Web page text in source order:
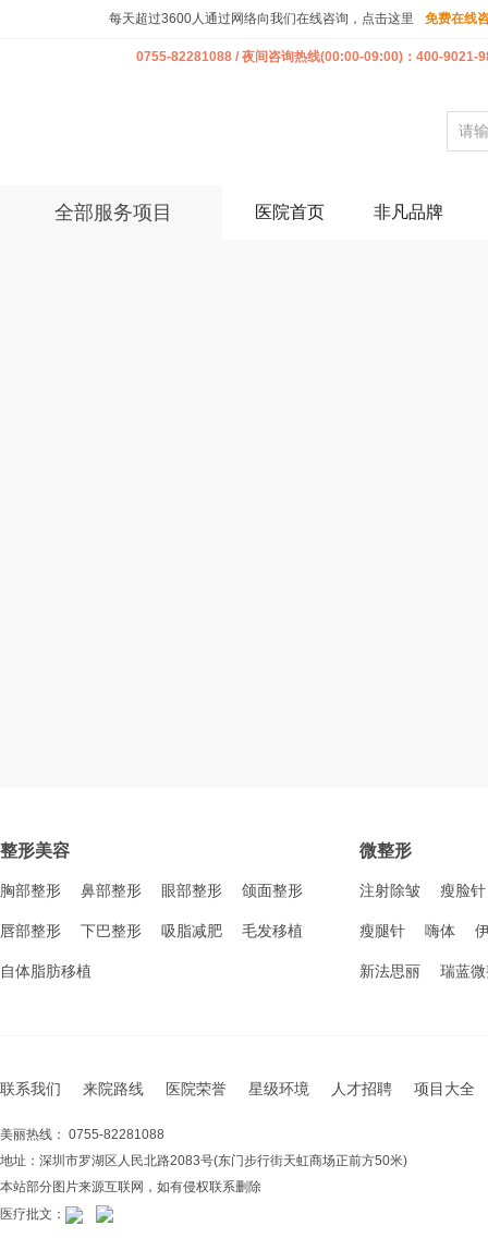
每天超过3600人通过网络向我们在线咨询，点击这里 免费在线
0755-82281088 / 夜间咨询热线(00:00-09:00)：400-9021-
全部服务项目 医院首页 非凡品牌
整形美容
胸部整形 鼻部整形 眼部整形 颌面整形
唇部整形 下巴整形 吸脂减肥 毛发移植
自体脂肪移植
微整形
注射除皱 瘦脸针
瘦腿针 嗨体
新法思丽 瑞蓝
联系我们 来院路线 医院荣誉 星级环境 人才招聘 项目大全
美丽热线： 0755-82281088
地址：深圳市罗湖区人民北路2083号(东门步行街天虹商场正前方50米)
本站部分图片来源互联网，如有侵权联系删除
医疗批文：